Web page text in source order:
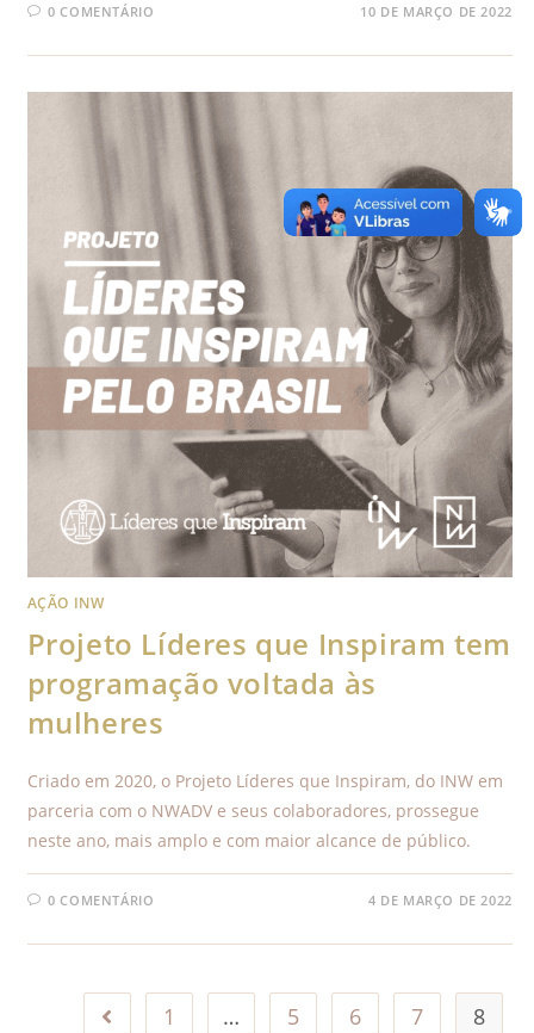
0 COMENTÁRIO 10 DE MARÇO DE 2022
AÇÃO INW
Projeto Líderes que Inspiram tem
programação voltada às
mulheres
Criado em 2020, o Projeto Líderes que Inspiram, do INW em
parceria com o NWADV e seus colaboradores, prossegue
neste ano, mais amplo e com maior alcance de público.
0 COMENTÁRIO 4 DE MARÇO DE 2022
1 … 5 6 7 8